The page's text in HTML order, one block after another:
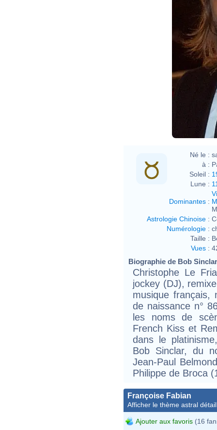
Né le :
à :
Soleil :
Lune :
Dominantes :
Astrologie Chinoise :
Numérologie :
Taille :
Vues :
Biographie de Bob
Christophe Le
jockey (DJ),
musique
de naissance n°
les noms de
French Kiss et
dans le
Bob Sinclar, du
Jean-Paul
Philippe de Broca
Françoise Fabian
Afficher le thème astral
Ajouter aux favoris (16